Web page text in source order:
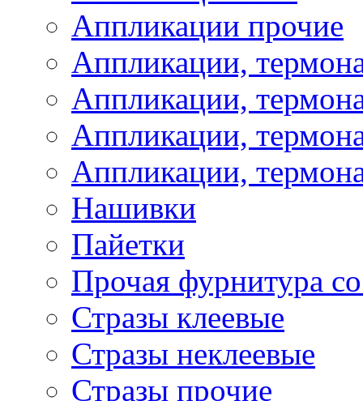
Аппликации прочие
Аппликации,
Аппликации,
Аппликации,
Аппликации,
Нашивки
Пайетки
Прочая фурнитура
Стразы клеевые
Стразы неклеевые
Стразы прочие